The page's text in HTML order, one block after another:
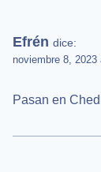
Efrén dice:
noviembre 8, 2023
Pasan en